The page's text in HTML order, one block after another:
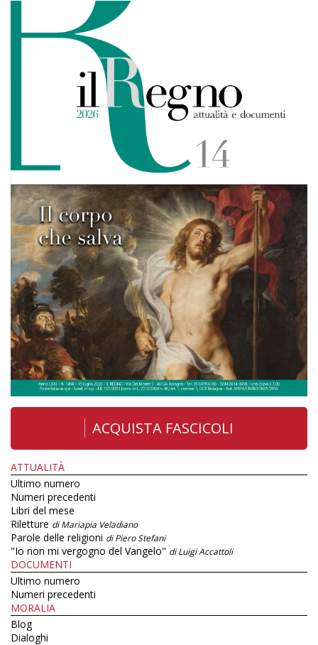
ACQUISTA FASCICOLI
ATTUALITÀ
Ultimo numero
Numeri precedenti
Libri del mese
Riletture di Mariapia Veladiano
Parole delle religioni di Piero Stefani
"Io non mi vergogno del Vangelo" di Luigi Accattoli
DOCUMENTI
Ultimo numero
Numeri precedenti
MORALIA
Blog
Dialoghi